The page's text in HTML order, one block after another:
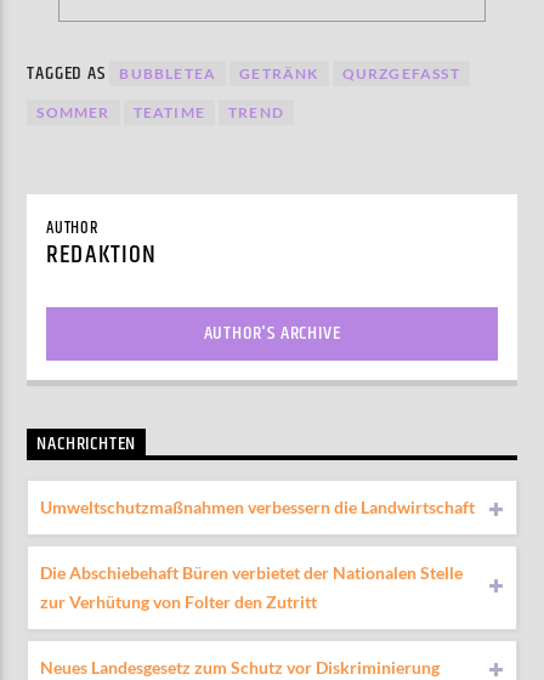
TAGGED AS BUBBLETEA GETRÄNK QURZGEFASST
SOMMER TEATIME TREND
AUTHOR
REDAKTION
AUTHOR'S ARCHIVE
NACHRICHTEN
Umweltschutzmaßnahmen verbessern die Landwirtschaft
Die Abschiebehaft Büren verbietet der Nationalen Stelle
zur Verhütung von Folter den Zutritt
Neues Landesgesetz zum Schutz vor Diskriminierung